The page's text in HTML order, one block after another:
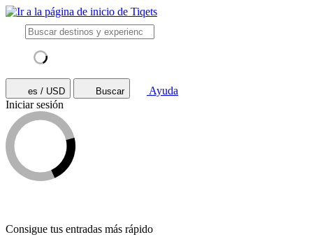
es / USD Buscar
Ayuda
Iniciar sesión
Consigue tus entradas más rápido